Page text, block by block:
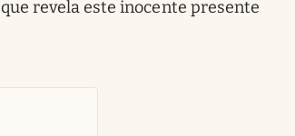
que revela este inocente presente